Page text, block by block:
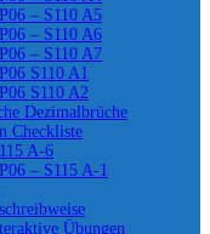
– S110 A5
– S110 A6
– S110 A7
S110 A1
S110 A2
Dezimalbrüche
Checkliste
A-6
– S115 A-1
Übungen